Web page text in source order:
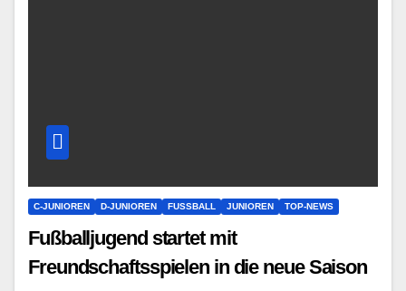
C-JUNIOREN D-JUNIOREN FUSSBALL JUNIOREN TOP-NEWS
Fußballjugend startet mit
Freundschaftsspielen in die neue Saison